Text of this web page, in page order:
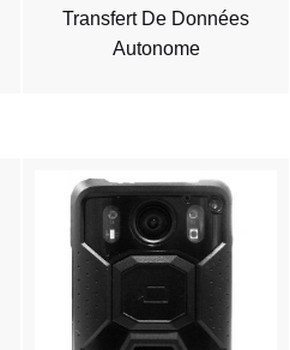
Transfert De Données
Autonome